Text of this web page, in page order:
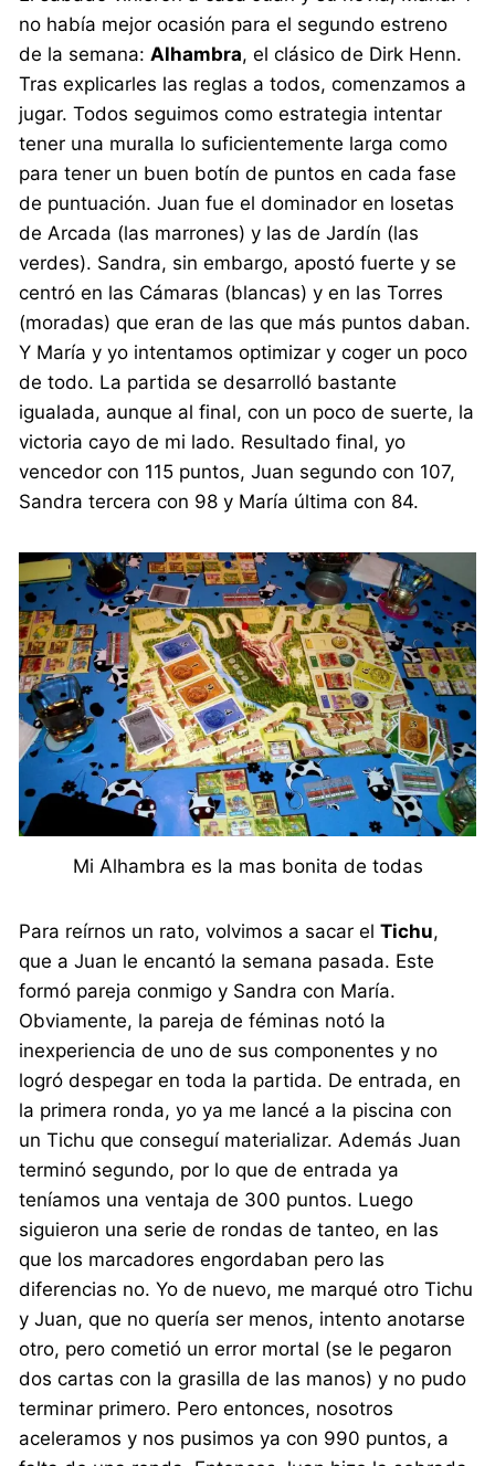
no había mejor ocasión para el segundo estreno
de la semana:Alhambra, el clásico de Dirk Henn.
Tras explicarles las reglas a todos, comenzamos a
jugar. Todos seguimos como estrategia intentar
tener una muralla lo suficientemente larga como
para tener un buen botín de puntos en cada fase
de puntuación. Juan fue el dominador en losetas
de Arcada (las marrones) y las de Jardín (las
verdes). Sandra, sin embargo, apostó fuerte y se
centró en las Cámaras (blancas) y en las Torres
(moradas) que eran de las que más puntos daban.
Y María y yo intentamos optimizar y coger un poco
de todo. La partida se desarrolló bastante
igualada, aunque al final, con un poco de suerte, la
victoria cayo de mi lado. Resultado final, yo
vencedor con 115 puntos, Juan segundo con 107,
Sandra tercera con 98 y María última con 84.
Mi Alhambra es la mas bonita de todas
Para reírnos un rato, volvimos a sacar elTichu,
que a Juan le encantó la semana pasada. Este
formó pareja conmigo y Sandra con María.
Obviamente, la pareja de féminas notó la
inexperiencia de uno de sus componentes y no
logró despegar en toda la partida. De entrada, en
la primera ronda, yo ya me lancé a la piscina con
un Tichu que conseguí materializar. Además Juan
terminó segundo, por lo que de entrada ya
teníamos una ventaja de 300 puntos. Luego
siguieron una serie de rondas de tanteo, en las
que los marcadores engordaban pero las
diferencias no. Yo de nuevo, me marqué otro Tichu
y Juan, que no quería ser menos, intento anotarse
otro, pero cometió un error mortal (se le pegaron
dos cartas con la grasilla de las manos) y no pudo
terminar primero. Pero entonces, nosotros
aceleramos y nos pusimos ya con 990 puntos, a